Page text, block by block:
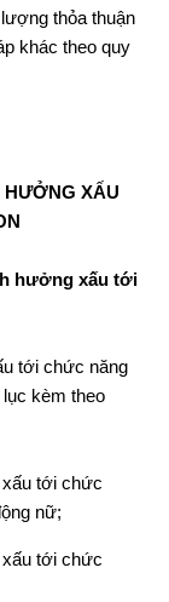
thỏa thuận
khác theo quy
HƯỞNG XẤU
hưởng xấu tới
tới chức năng
kèm theo
tới chức
nữ;
tới chức